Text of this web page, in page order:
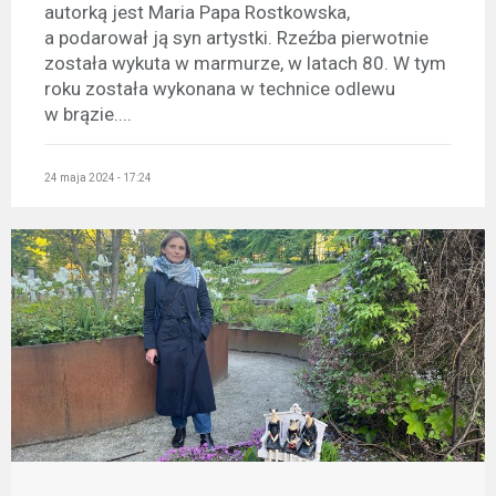
autorką jest Maria Papa Rostkowska,
a podarował ją syn artystki. Rzeźba pierwotnie
została wykuta w marmurze, w latach 80. W tym
roku została wykonana w technice odlewu
w brązie....
24 maja 2024 - 17:24